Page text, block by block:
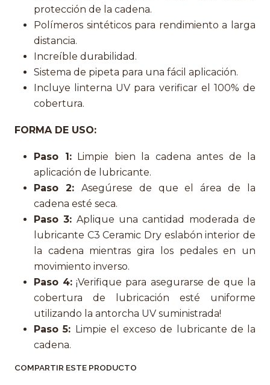
protección de la cadena.
Polímeros sintéticos para rendimiento a larga
distancia.
Increíble durabilidad.
Sistema de pipeta para una fácil aplicación.
Incluye linterna UV para verificar el 100% de
cobertura.
FORMA DE USO:
Paso 1:Limpie bien la cadena antes de la
aplicación de lubricante.
Paso 2: Asegúrese de que el área de la
cadena esté seca.
Paso 3: Aplique una cantidad moderada de
lubricante C3 Ceramic Dry eslabón interior de
la cadena mientras gira los pedales en un
movimiento inverso.
Paso 4: ¡Verifique para asegurarse de que la
cobertura de lubricación esté uniforme
utilizando la antorcha UV suministrada!
Paso 5: Limpie el exceso de lubricante de la
cadena.
COMPARTIR ESTE PRODUCTO